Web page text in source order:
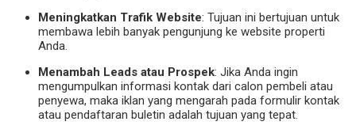
Meningkatkan Trafik Website: Tujuan ini bertujuan untuk
membawa lebih banyak pengunjung ke website properti
Anda.
Menambah Leads atau Prospek: Jika Anda ingin
mengumpulkan informasi kontak dari calon pembeli atau
penyewa, maka iklan yang mengarah pada formulir kontak
atau pendaftaran buletin adalah tujuan yang tepat.